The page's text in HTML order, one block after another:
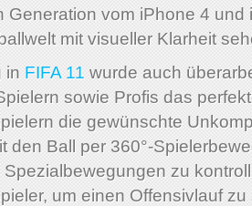
Generation vom iPhone 4 und
mit visueller Klarheit
in FIFA 11 wurde auch
sowie Profis das
die gewünschte
den Ball per 360°-
zu
um einen Offensivlauf zu